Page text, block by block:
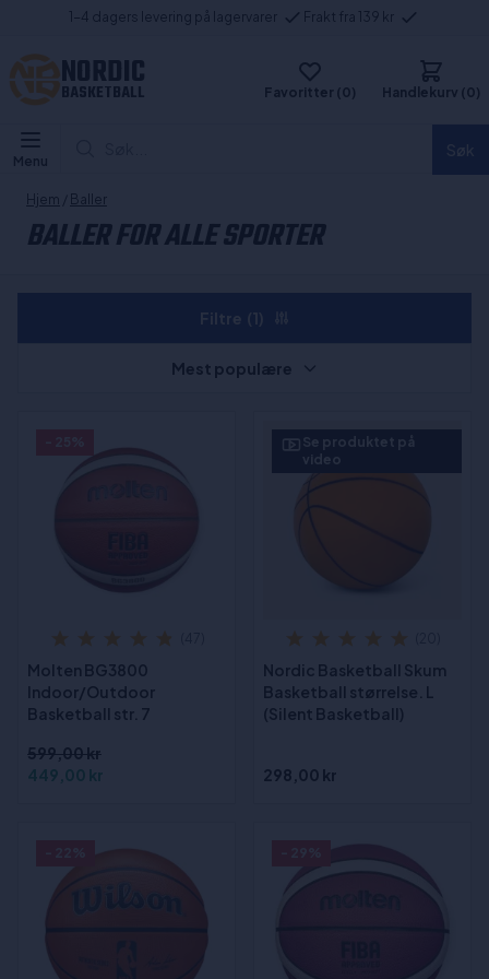
1-4 dagers levering på lagervarer Frakt fra 139 kr
NORDIC
BASKETBALL Favoritter (0) Handlekurv (0)
Menu
Hjem / Baller
BALLER FOR ALLE SPORTER
Molten BG3800
Indoor/Outdoor
Basketball str. 7
599,00 kr
449,00 kr
Se produktet på
video
Nordic Basketball Skum
Basketball størrelse. L
(Silent Basketball)
298,00 kr
Mest populære